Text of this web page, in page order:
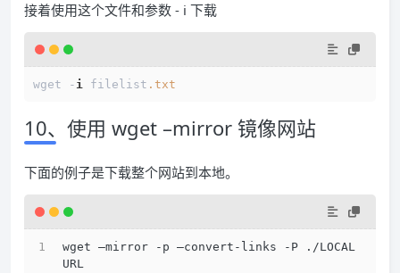
接着使用这个文件和参数 - i 下载
wget - i filelist .txt
10、使用 wget –mirror 镜像网站
下面的例子是下载整个网站到本地。
wget –mirror -p –convert-links -P ./LOCAL
URL